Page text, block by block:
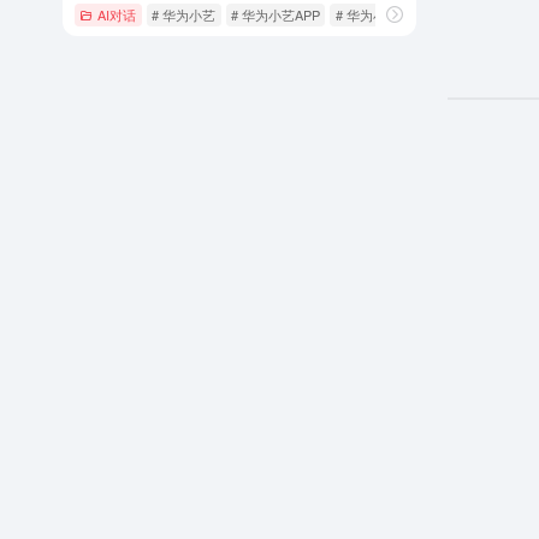
AI对话 # 华为小艺 # 华为小艺APP # 华为小艺官网